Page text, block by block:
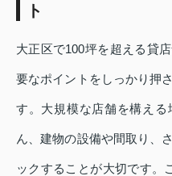
ト
大正区で100坪を超える貸
要なポイントをしっかり押
す。大規模な店舗を構え
ん、建物の設備や間取り、
ックすることが大切です。